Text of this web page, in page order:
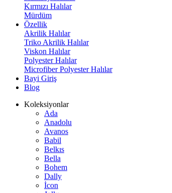
Kırmızı Halılar
Mürdüm
Özellik
Akrilik Halılar
Triko Akrilik Halılar
Viskon Halılar
Polyester Halılar
Microfiber Polyester Halılar
Bayi Giriş
Blog
Koleksiyonlar
Ada
Anadolu
Avanos
Babil
Belkıs
Bella
Bohem
Dally
İcon